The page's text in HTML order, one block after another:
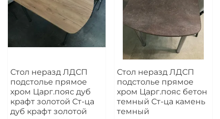
Стол неразд ЛДСП
подстолье прямое
хром Царг.пояс дуб
крафт золотой Ст-ца
дуб крафт золотой
Стол неразд ЛДСП
подстолье прямое
хром Царг.пояс бетон
темный Ст-ца камень
темный
Получайте товар
выбранный способом
по25%каждые 2 недели